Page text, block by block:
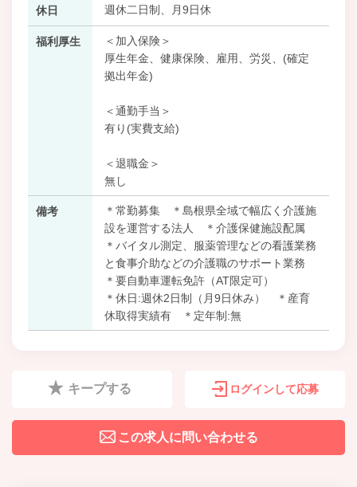
休日 週休二日制、月9日休
福利厚生
＜加入保険＞
厚生年金、健康保険、雇用、労災、(確定
拠出年金)
＜通勤手当＞
有り(実費支給)
＜退職金＞
無し
備考
＊常勤募集 ＊島根県全域で幅広く介護施
設を運営する法人 ＊介護保健施設配属
＊バイタル測定、服薬管理などの看護業務
と食事介助などの介護職のサポート業務
＊要自動車運転免許（AT限定可）
＊休日:週休2日制（月9日休み） ＊産育
休取得実績有 ＊定年制:無
キープする ログインして応募
この求人に問い合わせる